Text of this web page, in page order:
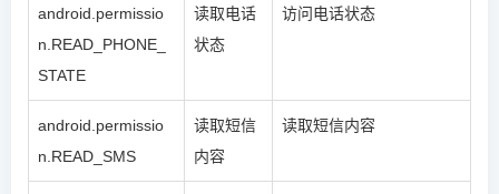
android.permissio
n.READ_PHONE_
STATE
读取电话
状态
访问电话状态
android.permissio
n.READ_SMS
读取短信
内容
读取短信内容